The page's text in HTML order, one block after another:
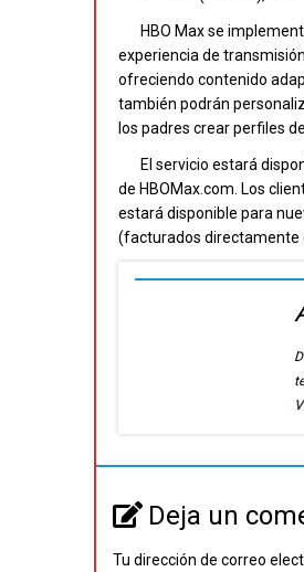
HBO Max se
experiencia de
ofreciendo contenido
también podrán
los padres crear perfiles
El servicio estará
de HBOMax.com. Los
estará disponible para
(facturados directamente
Deja un
Tu dirección de correo